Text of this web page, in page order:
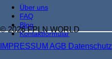
Über uns
FAQ
Blog
Kontaktformular
© 2026 FPLN WORLD
IMPRESSUM AGB Datenschutz